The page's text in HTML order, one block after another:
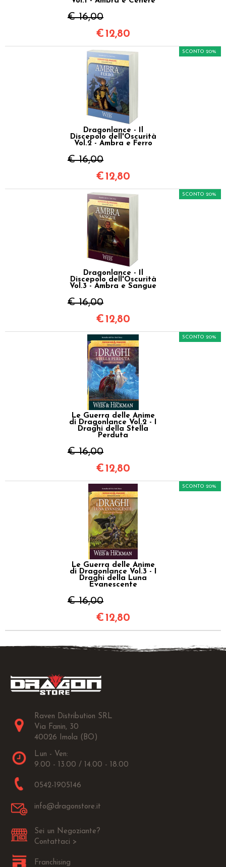
€ 16,00
€ 12,80
Dragonlance - Il
Discepolo dell'Oscurità
Vol.2 - Ambra e Ferro
€ 16,00
SCONTO 20%
€ 12,80
Dragonlance - Il
Discepolo dell'Oscurità
Vol.3 - Ambra e Sangue
€ 16,00
SCONTO 20%
€ 12,80
Le Guerra delle Anime
di Dragonlance Vol.2 - I
Draghi della Stella
Perduta
€ 16,00
SCONTO 20%
€ 12,80
Le Guerra delle Anime
di Dragonlance Vol.3 - I
Draghi della Luna
Evanescente
€ 16,00
SCONTO 20%
€ 12,80
Raven Distribution SRL
Via Fanin, 30
40026 Imola (BO)
Lun - Ven:
9.00 - 13.00 / 14.00 - 18.00
0542-1905146
info@dragonstore.it
Sei un Negoziante?
Contattaci >
Franchising